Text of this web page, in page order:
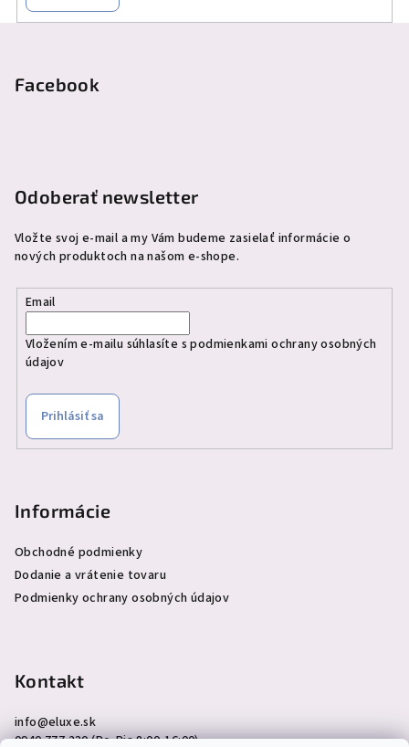
Facebook
Odoberať newsletter
Vložte svoj e-mail a my Vám budeme zasielať informácie o
nových produktoch na našom e-shope.
Email
Vložením e-mailu súhlasíte spodmienkami ochrany osobných
údajov
Prihlásiť sa
Informácie
Obchodné podmienky
Dodanie a vrátenie tovaru
Podmienky ochrany osobných údajov
Kontakt
info@eluxe.sk
0940 777 230 (Po-Pia 8:00-16:00)